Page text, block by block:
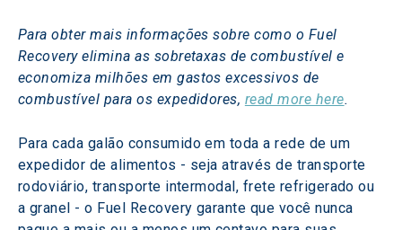
Para obter mais informações sobre como o Fuel
Recovery elimina as sobretaxas de combustível e
economiza milhões em gastos excessivos de
combustível para os expedidores, read more here.
Para cada galão consumido em toda a rede de um
expedidor de alimentos - seja através de transporte
rodoviário, transporte intermodal, frete refrigerado ou
a granel - o Fuel Recovery garante que você nunca